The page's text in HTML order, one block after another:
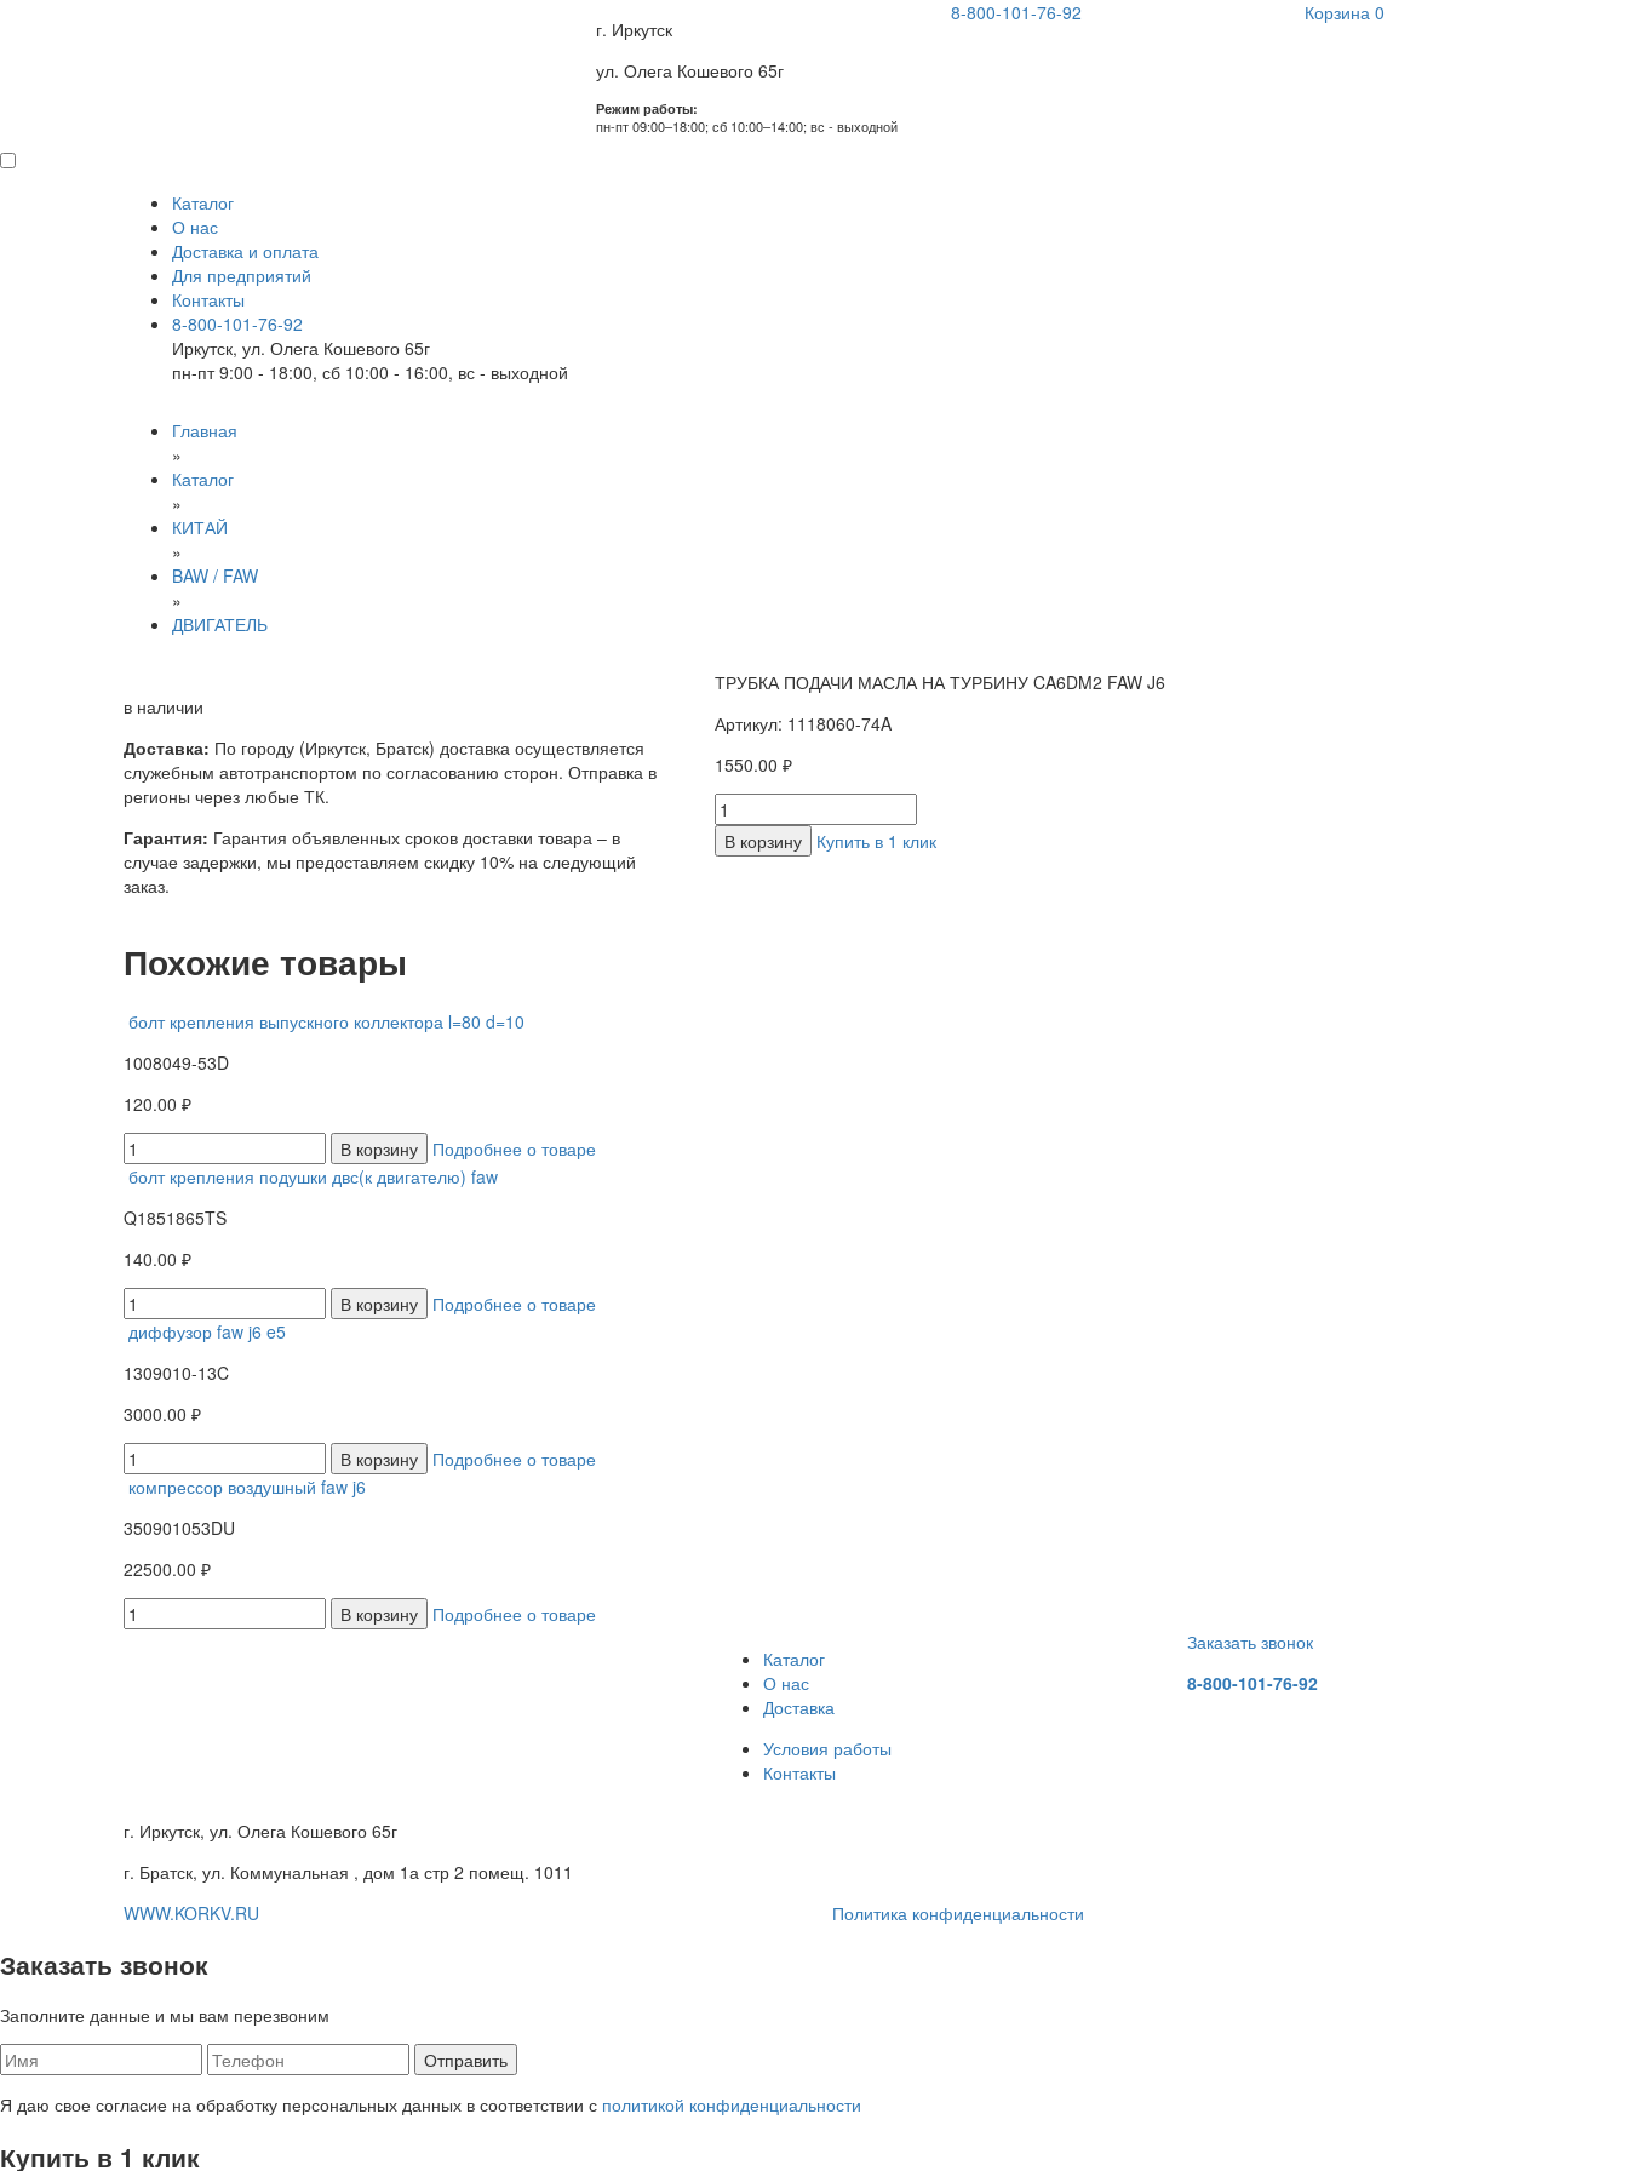
г. Иркутск
ул. Олега Кошевого 65г
Режим работы:
пн-пт 09:00–18:00; сб 10:00–14:00; вс - выходной
8-800-101-76-92 Корзина 0
Каталог
О нас
Доставка и оплата
Для предприятий
Контакты
8-800-101-76-92
Иркутск, ул. Олега Кошевого 65г
пн-пт 9:00 - 18:00, сб 10:00 - 16:00, вс - выходной
Главная
»
Каталог
»
КИТАЙ
»
BAW / FAW
»
ДВИГАТЕЛЬ
в наличии
Доставка: По городу (Иркутск, Братск) доставка осуществляется
служебным автотранспортом по согласованию сторон. Отправка в
регионы через любые ТК.
Гарантия: Гарантия объявленных сроков доставки товара – в
случае задержки, мы предоставляем скидку 10% на следующий
заказ.
ТРУБКА ПОДАЧИ МАСЛА НА ТУРБИНУ CA6DM2 FAW J6
Артикул: 1118060-74A
1550.00 ₽
В корзину Купить в 1 клик
Похожие товары
болт крепления выпускного коллектора l=80 d=10
1008049-53D
120.00 ₽
В корзину
Подробнее о товаре
болт крепления подушки двс(к двигателю) faw
Q1851865TS
140.00 ₽
В корзину
Подробнее о товаре
диффузор faw j6 e5
1309010-13C
3000.00 ₽
В корзину
Подробнее о товаре
компрессор воздушный faw j6
350901053DU
22500.00 ₽
В корзину
Подробнее о товаре
Каталог
О нас
Доставка
Условия работы
Контакты
Заказать звонок
8-800-101-76-92
г. Иркутск, ул. Олега Кошевого 65г
г. Братск, ул. Коммунальная , дом 1а стр 2 помещ. 1011
WWW.KORKV.RU
Политика конфиденциальности
Заказать звонок
Заполните данные и мы вам перезвоним
Я даю свое согласие на обработку персональных данных в соответствии с политикой конфиденциальности
Купить в 1 клик